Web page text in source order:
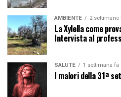
AMBIENTE 2 settimane
La Xylella come
Intervista al
SALUTE 1 settimana fa
I malori della 31ª